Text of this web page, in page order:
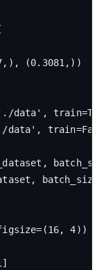
(0.3081,))
data',
data',
4))